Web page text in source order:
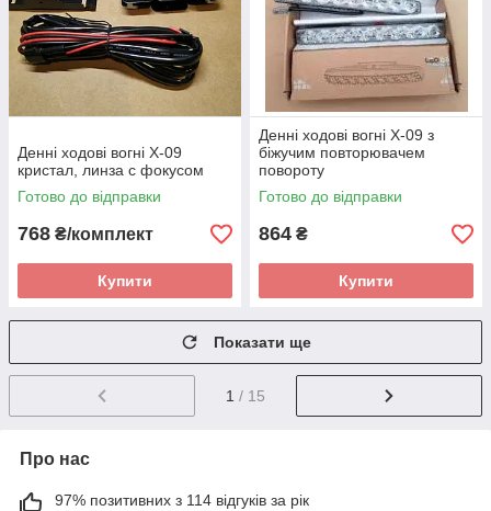
Денні ходові вогні X-09
кристал, линза с фокусом
Готово до відправки
768 ₴/комплект
Купити
Денні ходові вогні X-09 з
біжучим повторювачем
повороту
Готово до відправки
864 ₴
Купити
Показати ще
1 / 15
Про нас
97% позитивних з 114 відгуків за рік